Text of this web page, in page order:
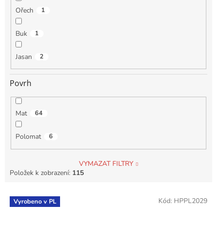
Ořech 1
Buk 1
Jasan 2
Povrh
Mat 64
Polomat 6
VYMAZAT FILTRY
Položek k zobrazení: 115
V Vyrobeno v PL Kód: HPPL2029